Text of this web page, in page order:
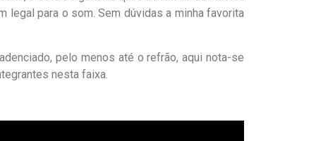
legal para o som. Sem dúvidas a minha favorita
pelo menos até o refrão, aqui nota-se
nesta faixa.